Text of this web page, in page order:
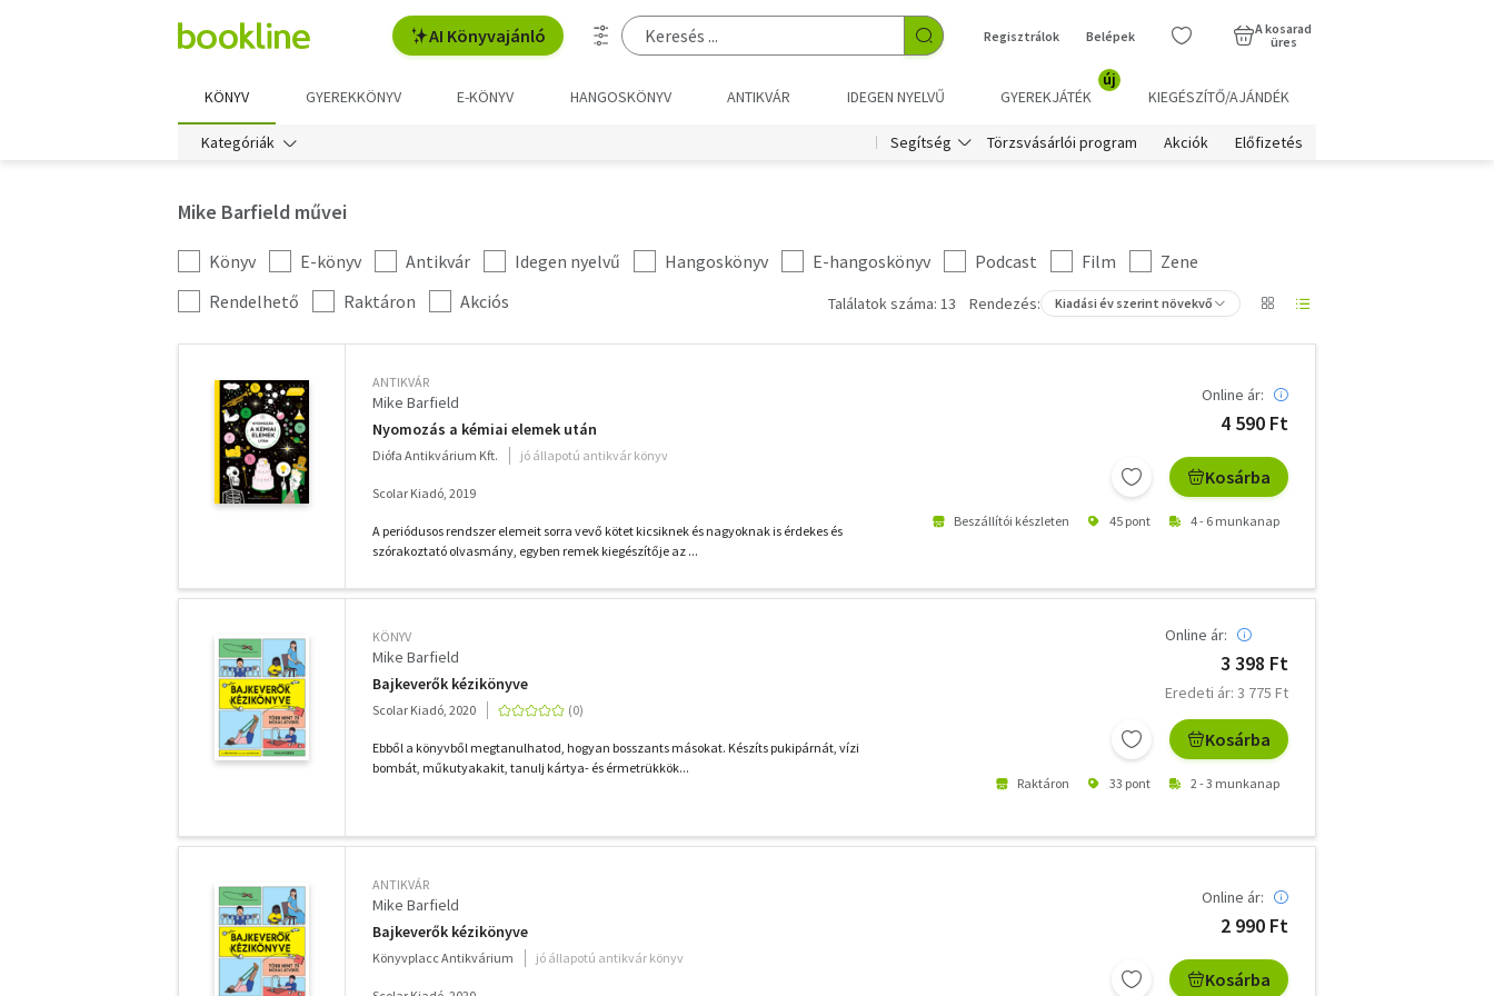
AI Könyvajánló Regisztrálok Belépek
A kosarad
üres
KÖNYV GYEREKKÖNYV E-KÖNYV HANGOSKÖNYV ANTIKVÁR IDEGEN NYELVŰ GYEREKJÁTÉK
új
KIEGÉSZÍTŐ/AJÁNDÉK
Kategóriák Segítség Törzsvásárlói program Akciók Előfizetés
Mike Barfield művei
Kategória
szűrés
Könyv E-könyv Antikvár Idegen nyelvű Hangoskönyv E-hangoskönyv Podcast Film
Zene
További
szűrők
Rendelhető Raktáron Akciós Találatok száma: 13 Rendezés: Kiadási év szerint növekvő
ANTIKVÁR
Mike Barfield
Nyomozás a kémiai elemek után
Diófa Antikvárium Kft. jó állapotú antikvár könyv
Scolar Kiadó, 2019
A periódusos rendszer elemeit sorra vevő kötet kicsiknek és nagyoknak is érdekes és
szórakoztató olvasmány, egyben remek kiegészítője az ...
Online ár:
4 590 Ft
Kosárba
Beszállítói készleten 45 pont 4 - 6 munkanap
KÖNYV
Mike Barfield
Bajkeverők kézikönyve
Scolar Kiadó, 2020
Ebből a könyvből megtanulhatod, hogyan bosszants másokat. Készíts pukipárnát, vízi
bombát, műkutyakakit, tanulj kártya- és érmetrükkök...
Online ár:
3 398 Ft
Eredeti ár: 3 775 Ft
Kosárba
Raktáron 33 pont 2 - 3 munkanap
ANTIKVÁR
Mike Barfield
Bajkeverők kézikönyve
Könyvplacc Antikvárium jó állapotú antikvár könyv
Online ár:
2 990 Ft
Kosárba